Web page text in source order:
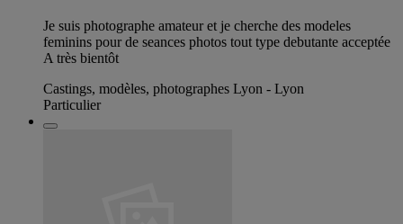
Je suis photographe amateur et je cherche des modeles
feminins pour de seances photos tout type debutante acceptée
A très bientôt
Castings, modèles, photographes Lyon - Lyon
Particulier